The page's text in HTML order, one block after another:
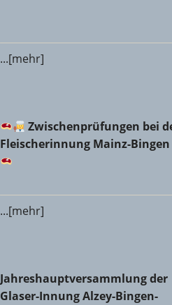
...[mehr]
Zwischenprüfungen bei
Zwischenprüfungen bei
Fleischerinnung Mainz-Bingen
...[mehr]
Jahreshauptversammlung der
Jahreshauptversammlung der
Glaser-Innung Alzey-Bingen-